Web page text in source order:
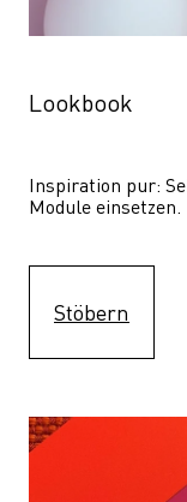
Lookbook
Inspiration pur:
Module einsetzen.
Stöbern